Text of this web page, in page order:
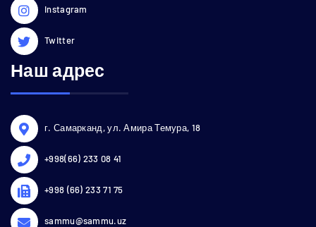
Instagram
Twitter
Наш адрес
г. Самарканд, ул. Амира Темура, 18
+998(66) 233 08 41
+998 (66) 233 71 75
sammu@sammu.uz